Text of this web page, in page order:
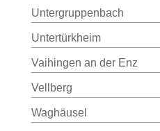
Untergruppenbach
Untertürkheim
Vaihingen an der Enz
Vellberg
Waghäusel